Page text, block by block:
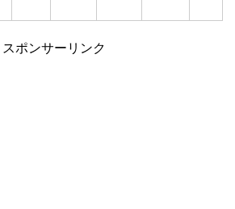
スポンサーリンク